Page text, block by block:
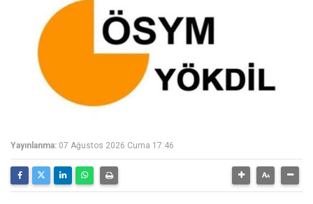
Yayınlanma: 07 Ağustos 2026 Cuma 17:46